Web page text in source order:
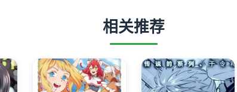
相关推荐